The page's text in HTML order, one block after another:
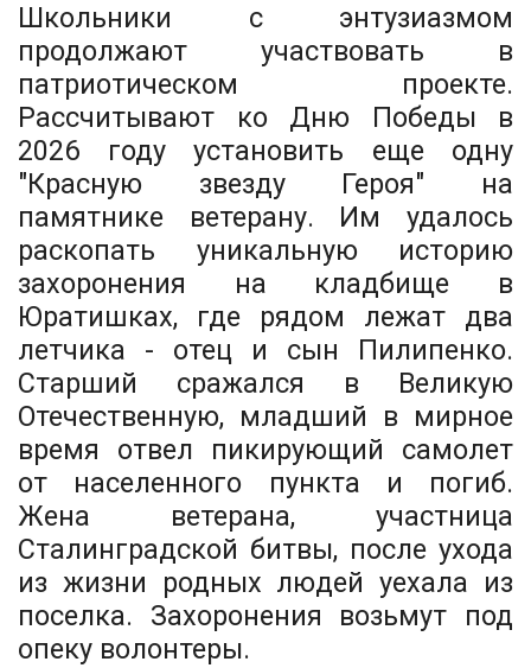
Школьники с энтузиазмом
продолжают участвовать в
патриотическом проекте.
Рассчитывают ко Дню Победы в
2026 году установить еще одну
"Красную звезду Героя" на
памятнике ветерану. Им удалось
раскопать уникальную историю
захоронения на кладбище в
Юратишках, где рядом лежат два
летчика - отец и сын Пилипенко.
Старший сражался в Великую
Отечественную, младший в мирное
время отвел пикирующий самолет
от населенного пункта и погиб.
Жена ветерана, участница
Сталинградской битвы, после ухода
из жизни родных людей уехала из
поселка. Захоронения возьмут под
опеку волонтеры.